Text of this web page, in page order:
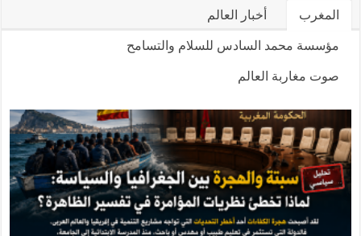
المغرب أخبار العالم
مؤسسة محمد السادس للسلام والتسامح
صوت مغاربة العالم